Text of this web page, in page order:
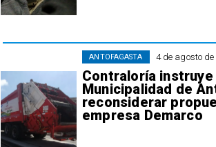
4 de agosto de
Contraloría instruye
Municipalidad de
reconsiderar
empresa Demarco
ANTOFAGASTA